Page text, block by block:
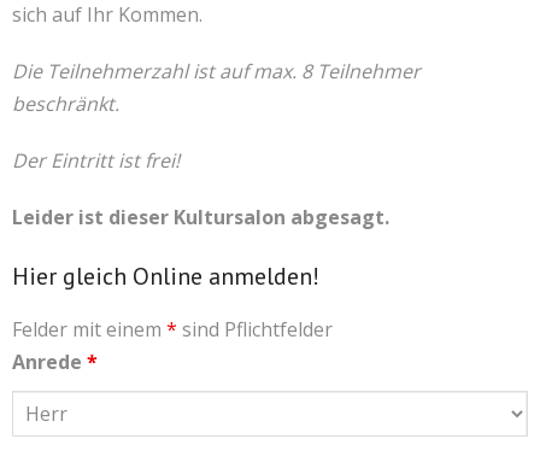
sich auf Ihr Kommen.
Die Teilnehmerzahl ist auf max. 8 Teilnehmer
beschränkt.
Der Eintritt ist frei!
Leider ist dieser Kultursalon abgesagt.
Hier gleich Online anmelden!
Felder mit einem * sind Pflichtfelder
Anrede *